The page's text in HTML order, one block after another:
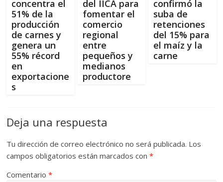
concentra el
51% de la
producción
de carnes y
genera un
55% récord
en
exportacione
s
del IICA para
fomentar el
comercio
regional
entre
pequeños y
medianos
productore
confirmó la
suba de
retenciones
del 15% para
el maíz y la
carne
Deja una respuesta
Tu dirección de correo electrónico no será publicada. Los
campos obligatorios están marcados con*
Comentario*